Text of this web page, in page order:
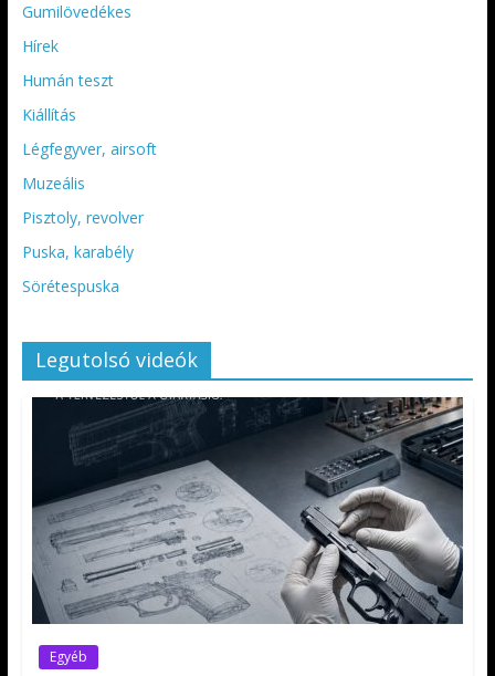
Gumilövedékes
Hírek
Humán teszt
Kiállítás
Légfegyver, airsoft
Muzeális
Pisztoly, revolver
Puska, karabély
Sörétespuska
Legutolsó videók
Egyéb